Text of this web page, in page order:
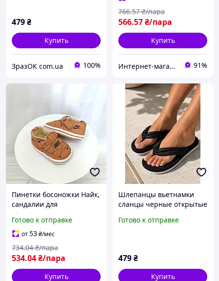
479₴
Купить
ЗразОК com.ua 100%
566.57₴/пара
766.57 ₴/пара
Купить
Интернет-магазин Allegoriya 91%
Пинетки босоножки Найк,
сандалии для
Детская одежда 1160
Готово к отправке
от53₴/мес
534.04₴/пара
734.04 ₴/пара
Купить
Шлепанцы вьетнамки
сланцы черные открытые
унисекс сандалии
Готово к отправке
479₴
Купить